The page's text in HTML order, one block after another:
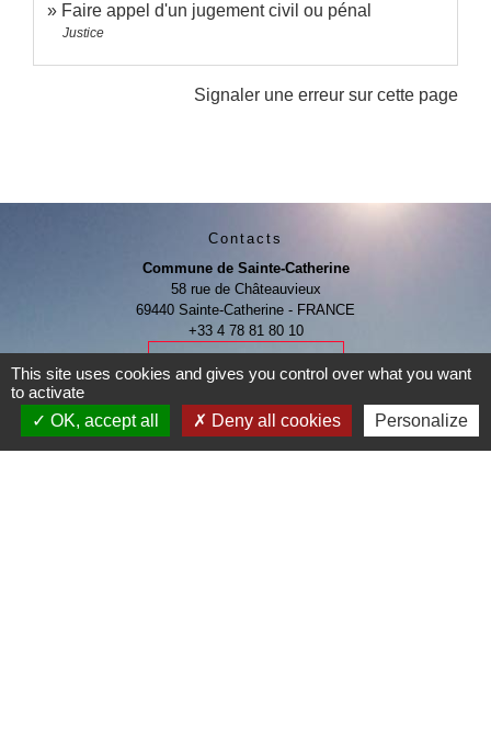
Faire appel d'un jugement civil ou pénal
Justice
Signaler une erreur sur cette page
Contacts
Commune de Sainte-Catherine
58 rue de Châteauvieux
69440 Sainte-Catherine - FRANCE
+33 4 78 81 80 10
This site uses cookies and gives you control over what you want
to activate
OK, accept all
Deny all cookies Personalize